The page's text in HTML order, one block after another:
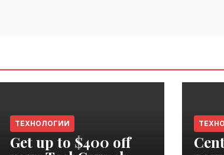
ТЕХНОЛОГИИ
Get up to $400 off